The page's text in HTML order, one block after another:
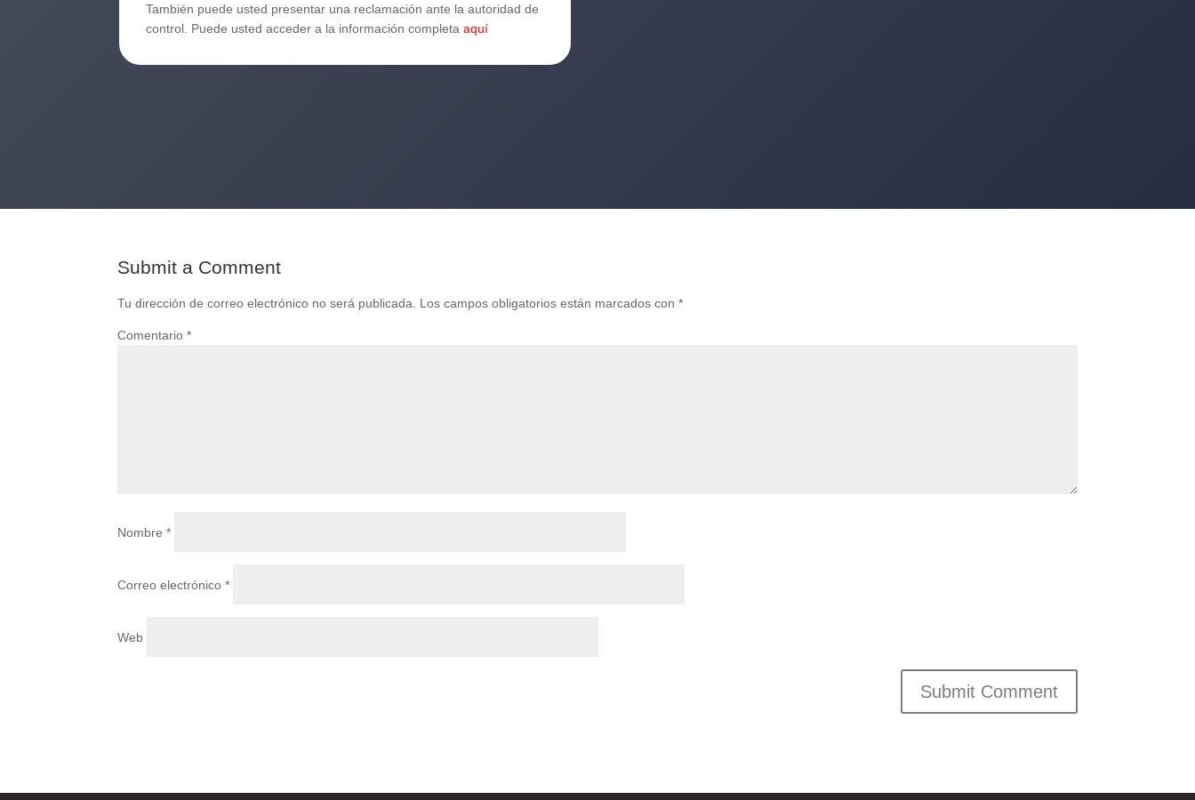
También puede usted presentar una reclamación ante la autoridad de
control. Puede usted acceder a la información completaaquí
Submit a Comment
Tu dirección de correo electrónico no será publicada. Los campos obligatorios están marcados con *
Comentario *
Nombre *
Correo electrónico *
Web